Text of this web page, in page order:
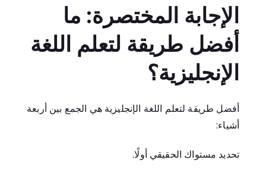
الإجابة المختصرة: ما
أفضل طريقة لتعلم اللغة
الإنجليزية؟
أفضل طريقة لتعلم اللغة الإنجليزية هي الجمع بين أربعة
أشياء:
تحديد مستواك الحقيقي أولًا.